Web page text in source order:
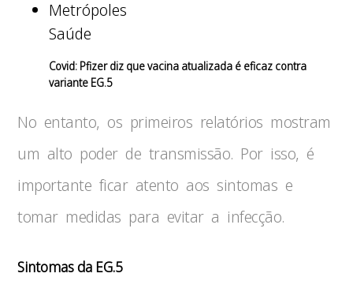
Saúde
Covid: Pfizer diz que vacina atualizada é eficaz contra
variante EG.5
No entanto, os primeiros relatórios mostram
um alto poder de transmissão. Por isso, é
importante ficar atento aos sintomas e
tomar medidas para evitar a infecção.
Sintomas da EG.5